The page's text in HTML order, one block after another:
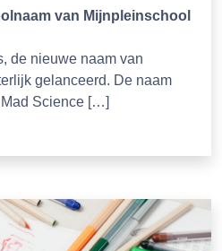
van Mijnpleinschool
de nieuwe naam van
gelanceerd. De naam
Science […]